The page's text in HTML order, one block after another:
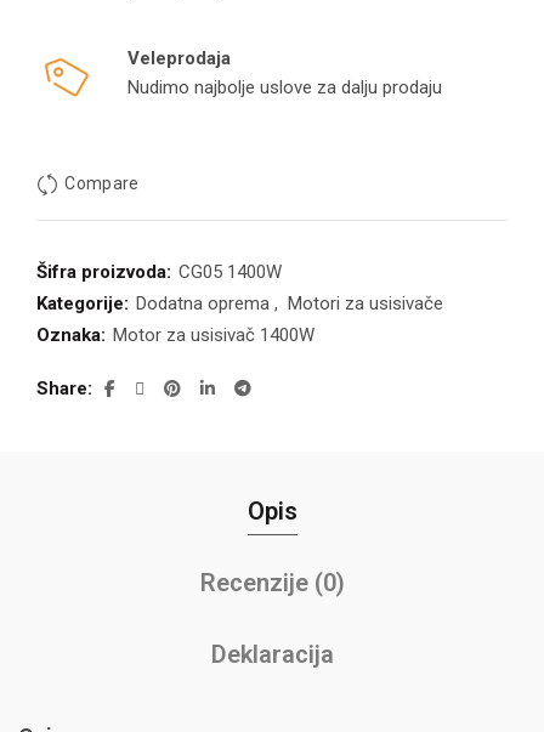
Veleprodaja
Nudimo najbolje uslove za dalju prodaju
Compare
Šifra proizvoda: CG05 1400W
Kategorije: Dodatna oprema ,
Motori za usisivače
Oznaka: Motor za usisivač 1400W
Share
Opis
Recenzije (0)
Deklaracija